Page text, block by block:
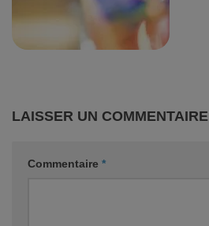
LAISSER UN COMMENTAIRE
Commentaire *